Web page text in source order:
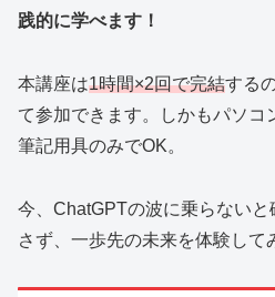
践的に学べます！
本講座は1時間×2回で完結する
て参加できます。しかもパソコ
筆記用具のみでOK。
今、ChatGPTの波に乗らない
さず、一歩先の未来を体験して